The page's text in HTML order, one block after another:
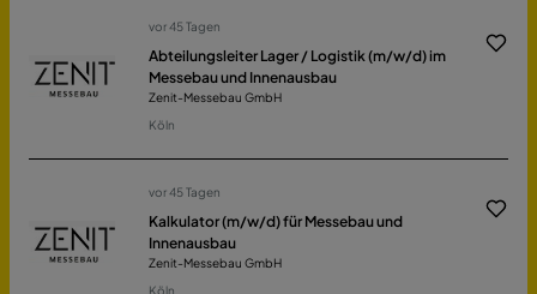
vor 45 Tagen
Abteilungsleiter Lager / Logistik (m/w/d) im
Messebau und Innenausbau
Zenit-Messebau GmbH
Köln
vor 45 Tagen
Kalkulator (m/w/d) für Messebau und
Innenausbau
Zenit-Messebau GmbH
Köln